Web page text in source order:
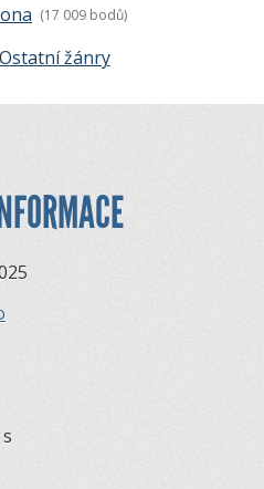
(17 009 bodů)
Ostatní žánry